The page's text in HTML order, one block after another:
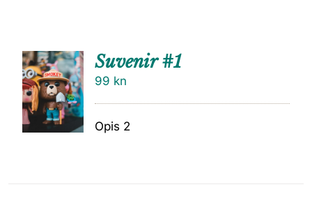
DODAJ
U
KOŠARI
CU
Suvenir #1
99 kn
Opis 2